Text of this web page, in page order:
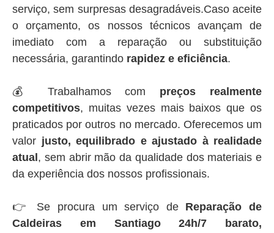
serviço, sem surpresas desagradáveis.Caso aceite
o orçamento, os nossos técnicos avançam de
imediato com a reparação ou substituição
necessária, garantindo rapidez e eficiência.
💰 Trabalhamos com preços realmente
competitivos, muitas vezes mais baixos que os
praticados por outros no mercado. Oferecemos um
valor justo, equilibrado e ajustado à realidade
atual , sem abrir mão da qualidade dos materiais e
da experiência dos nossos profissionais.
👉 Se procura um serviço de Reparação de
Caldeiras em Santiago 24h/7 barato,